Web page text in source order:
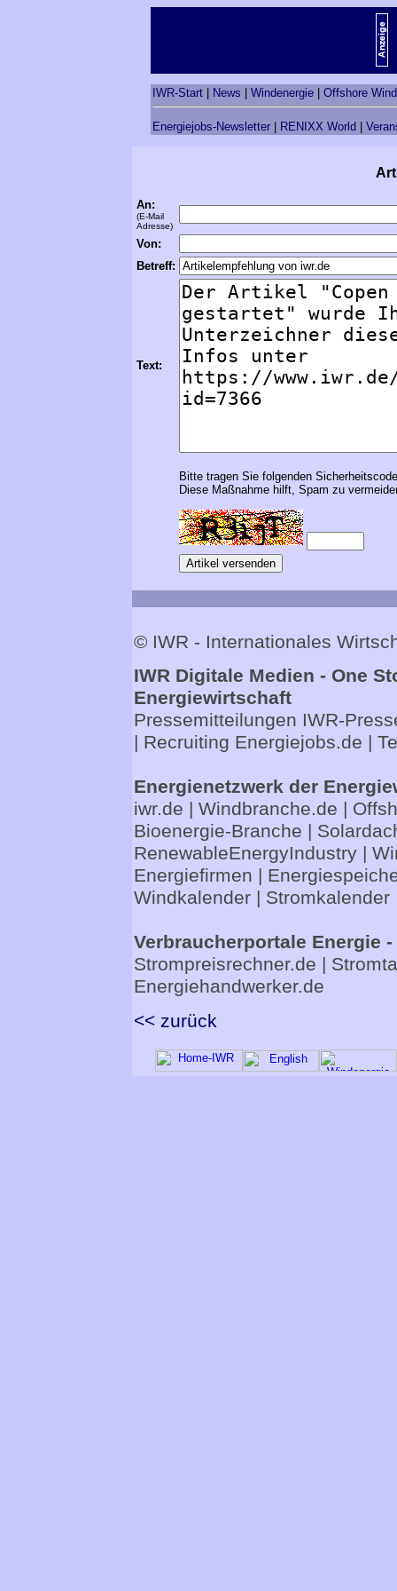
IWR-Start News Windenergie Offshore
Energiejobs-Newsletter RENIXX World
An:
(E-Mail
Adresse)
Von:
Betreff:
Text:
Bitte tragen Sie folgenden
Diese Maßnahme hilft, Spam zu
© IWR - Internationales
IWR Digitale Medien - One
Energiewirtschaft
Pressemitteilungen IWR-
| Recruiting Energiejobs.de |
Energienetzwerk der
iwr.de | Windbranche.de |
Bioenergie-Branche |
RenewableEnergyIndustry|
Energiefirmen |
Windkalender| Stromkalender
Verbraucherportale Energie
Strompreisrechner.de |
Energiehandwerker.de
<< zurück